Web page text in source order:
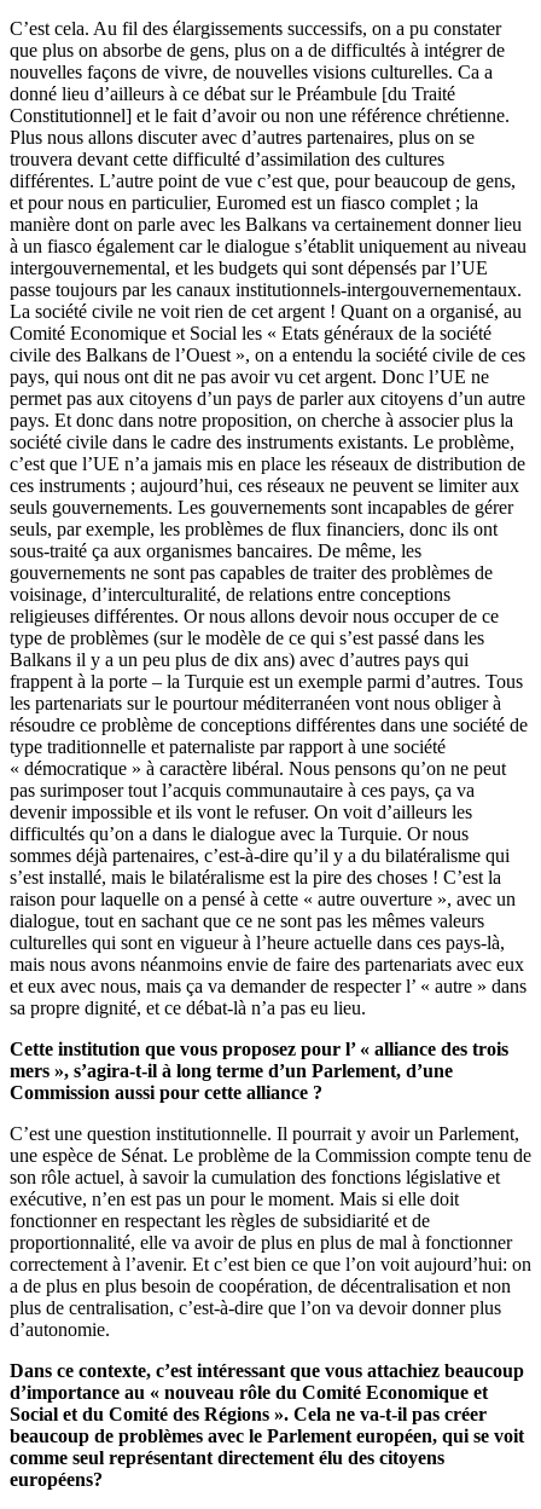
C’est cela. Au fil des élargissements successifs, on a pu constater
que plus on absorbe de gens, plus on a de difficultés à intégrer de
nouvelles façons de vivre, de nouvelles visions culturelles. Ca a
donné lieu d’ailleurs à ce débat sur le Préambule [du Traité
Constitutionnel] et le fait d’avoir ou non une référence chrétienne.
Plus nous allons discuter avec d’autres partenaires, plus on se
trouvera devant cette difficulté d’assimilation des cultures
différentes. L’autre point de vue c’est que, pour beaucoup de gens,
et pour nous en particulier, Euromed est un fiasco complet ; la
manière dont on parle avec les Balkans va certainement donner lieu
à un fiasco également car le dialogue s’établit uniquement au niveau
intergouvernemental, et les budgets qui sont dépensés par l’UE
passe toujours par les canaux institutionnels-intergouvernementaux.
La société civile ne voit rien de cet argent ! Quant on a organisé, au
Comité Economique et Social les « Etats généraux de la société
civile des Balkans de l’Ouest », on a entendu la société civile de ces
pays, qui nous ont dit ne pas avoir vu cet argent. Donc l’UE ne
permet pas aux citoyens d’un pays de parler aux citoyens d’un autre
pays. Et donc dans notre proposition, on cherche à associer plus la
société civile dans le cadre des instruments existants. Le problème,
c’est que l’UE n’a jamais mis en place les réseaux de distribution de
ces instruments ; aujourd’hui, ces réseaux ne peuvent se limiter aux
seuls gouvernements. Les gouvernements sont incapables de gérer
seuls, par exemple, les problèmes de flux financiers, donc ils ont
sous-traité ça aux organismes bancaires. De même, les
gouvernements ne sont pas capables de traiter des problèmes de
voisinage, d’interculturalité, de relations entre conceptions
religieuses différentes. Or nous allons devoir nous occuper de ce
type de problèmes (sur le modèle de ce qui s’est passé dans les
Balkans il y a un peu plus de dix ans) avec d’autres pays qui
frappent à la porte – la Turquie est un exemple parmi d’autres. Tous
les partenariats sur le pourtour méditerranéen vont nous obliger à
résoudre ce problème de conceptions différentes dans une société de
type traditionnelle et paternaliste par rapport à une société
« démocratique » à caractère libéral. Nous pensons qu’on ne peut
pas surimposer tout l’acquis communautaire à ces pays, ça va
devenir impossible et ils vont le refuser. On voit d’ailleurs les
difficultés qu’on a dans le dialogue avec la Turquie. Or nous
sommes déjà partenaires, c’est-à-dire qu’il y a du bilatéralisme qui
s’est installé, mais le bilatéralisme est la pire des choses ! C’est la
raison pour laquelle on a pensé à cette « autre ouverture », avec un
dialogue, tout en sachant que ce ne sont pas les mêmes valeurs
culturelles qui sont en vigueur à l’heure actuelle dans ces pays-là,
mais nous avons néanmoins envie de faire des partenariats avec eux
et eux avec nous, mais ça va demander de respecter l’ « autre » dans
sa propre dignité, et ce débat-là n’a pas eu lieu.
Cette institution que vous proposez pour l’ « alliance des trois
mers », s’agira-t-il à long terme d’un Parlement, d’une
Commission aussi pour cette alliance ?
C’est une question institutionnelle. Il pourrait y avoir un Parlement,
une espèce de Sénat. Le problème de la Commission compte tenu de
son rôle actuel, à savoir la cumulation des fonctions législative et
exécutive, n’en est pas un pour le moment. Mais si elle doit
fonctionner en respectant les règles de subsidiarité et de
proportionnalité, elle va avoir de plus en plus de mal à fonctionner
correctement à l’avenir. Et c’est bien ce que l’on voit aujourd’hui: on
a de plus en plus besoin de coopération, de décentralisation et non
plus de centralisation, c’est-à-dire que l’on va devoir donner plus
d’autonomie.
Dans ce contexte, c’est intéressant que vous attachiez beaucoup
d’importance au « nouveau rôle du Comité Economique et
Social et du Comité des Régions ». Cela ne va-t-il pas créer
beaucoup de problèmes avec le Parlement européen, qui se voit
comme seul représentant directement élu des citoyens
européens?